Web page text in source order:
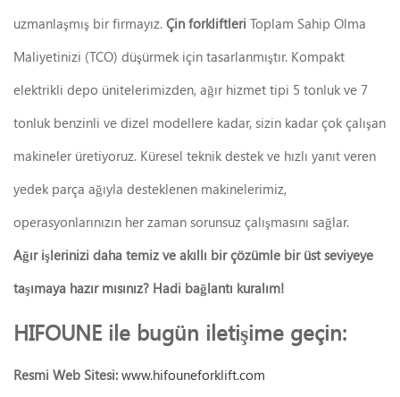
uzmanlaşmış bir firmayız. Çin forkliftleri Toplam Sahip Olma
Maliyetinizi (TCO) düşürmek için tasarlanmıştır. Kompakt
elektrikli depo ünitelerimizden, ağır hizmet tipi 5 tonluk ve 7
tonluk benzinli ve dizel modellere kadar, sizin kadar çok çalışan
makineler üretiyoruz. Küresel teknik destek ve hızlı yanıt veren
yedek parça ağıyla desteklenen makinelerimiz,
operasyonlarınızın her zaman sorunsuz çalışmasını sağlar.
Ağır işlerinizi daha temiz ve akıllı bir çözümle bir üst seviyeye
taşımaya hazır mısınız? Hadi bağlantı kuralım!
HIFOUNE ile bugün iletişime geçin:
Resmi Web Sitesi: www.hifouneforklift.com